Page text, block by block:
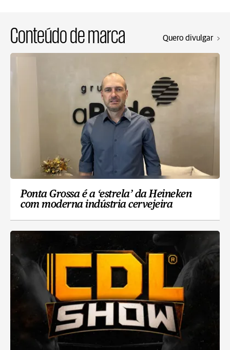
Conteúdo de marca Quero divulgar
Ponta Grossa é a ‘estrela’ da Heineken
com moderna indústria cervejeira